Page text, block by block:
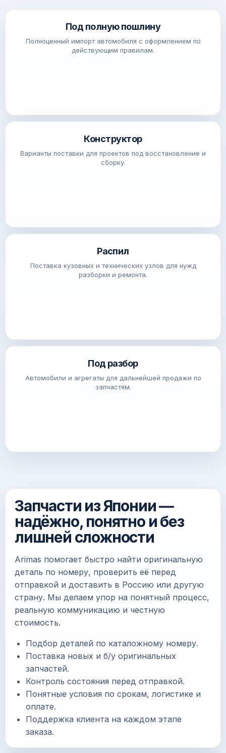
Под полную пошлину
Полноценный импорт автомобиля с оформлением по
действующим правилам.
Конструктор
Варианты поставки для проектов под восстановление и
сборку.
Распил
Поставка кузовных и технических узлов для нужд
разборки и ремонта.
Под разбор
Автомобили и агрегаты для дальнейшей продажи по
запчастям.
Запчасти из Японии —
надёжно, понятно и без
лишней сложности
Arimas помогает быстро найти оригинальную
деталь по номеру, проверить её перед
отправкой и доставить в Россию или другую
страну. Мы делаем упор на понятный процесс,
реальную коммуникацию и честную
стоимость.
Подбор деталей по каталожному номеру.
Поставка новых и б/у оригинальных
запчастей.
Контроль состояния перед отправкой.
Понятные условия по срокам, логистике и
оплате.
Поддержка клиента на каждом этапе
заказа.